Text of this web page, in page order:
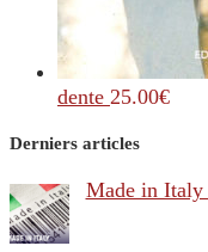
dente 25.00€
Derniers articles
Made in Italy